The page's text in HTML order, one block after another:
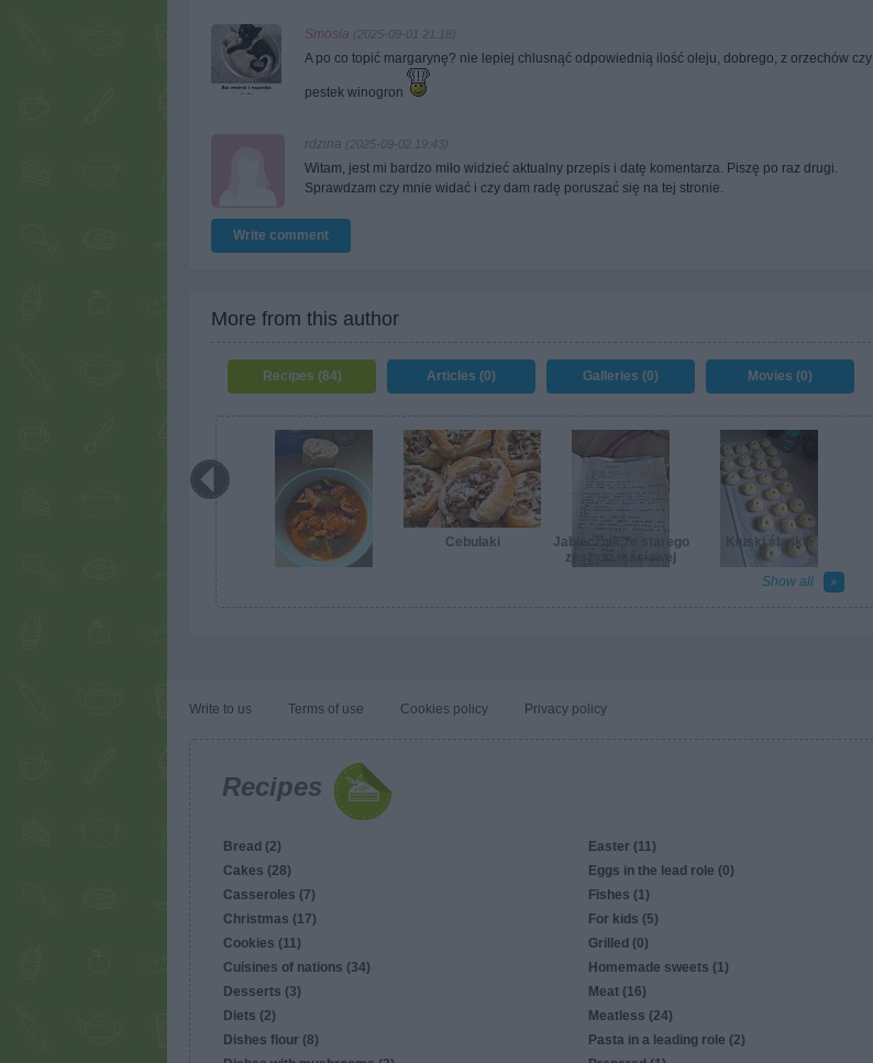
Smosia (2025-09-01 21:18)
A po co topić margarynę? nie lepiej chlusnąć odpowiednią ilość oleju, dobrego, z orzechów czy
pestek winogron
rdzina (2025-09-02 19:43)
Witam, jest mi bardzo miło widzieć aktualny przepis i datę komentarza. Piszę po raz drugi.
Sprawdzam czy mnie widać i czy dam radę poruszać się na tej stronie.
Write comment
More from this author
Recipes (84) Articles (0) Galleries (0) Movies (0)
Leczo Cebulaki
Jabłecznik ze starego
zeszytu teściowej
Kluski śląskie
Show all
Write to us Terms of use Cookies policy Privacy policy
Recipes
Bread (2)
Cakes (28)
Casseroles (7)
Christmas (17)
Cookies (11)
Cuisines of nations (34)
Desserts (3)
Diets (2)
Dishes flour (8)
Easter (11)
Eggs in the lead role (0)
Fishes (1)
For kids (5)
Grilled (0)
Homemade sweets (1)
Meat (16)
Meatless (24)
Pasta in a leading role (2)